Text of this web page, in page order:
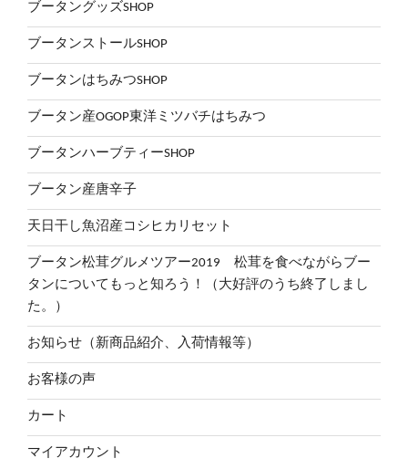
ブータングッズSHOP
ブータンストールSHOP
ブータンはちみつSHOP
ブータン産OGOP東洋ミツバチはちみつ
ブータンハーブティーSHOP
ブータン産唐辛子
天日干し魚沼産コシヒカリセット
ブータン松茸グルメツアー2019 松茸を食べながらブー
タンについてもっと知ろう！（大好評のうち終了しまし
た。）
お知らせ（新商品紹介、入荷情報等）
お客様の声
カート
マイアカウント